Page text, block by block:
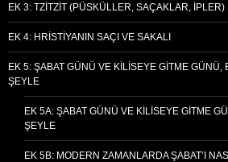
EK 3: TZITZIT (PÜSKÜLLER, SAÇAKLAR, İPLER)
EK 4: HRISTIYANIN SAÇI VE SAKALI
EK 5: ŞABAT GÜNÜ VE KILISEYE GITME GÜNÜ,
ŞEYLE
EK 5A: ŞABAT GÜNÜ VE KILISEYE GITME
ŞEYLE
EK 5B: MODERN ZAMANLARDA ŞABAT’I